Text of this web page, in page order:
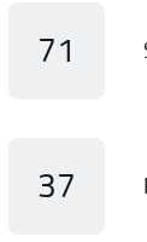
71
37